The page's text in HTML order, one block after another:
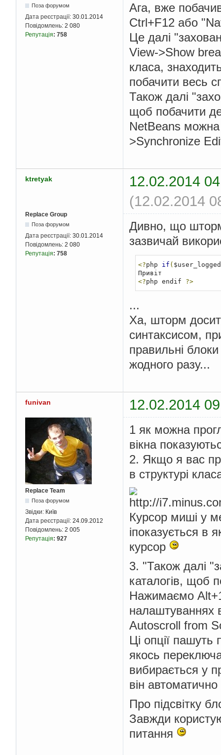
Поза форумом
Дата реєстрації: 30.01.2014
Повідомлень: 2 080
Репутація: 758
Ага, вже
Ctrl+F12 або
Це далі
View->Show
класа,
побачити весь
Також далі
щоб побачити
NetBeans
>Synchronize
ktretyak
12.02.2014
(12.02.2014
Replace Group
Поза форумом
Дата реєстрації: 30.01.2014
Повідомлень: 2 080
Репутація: 758
Дивно, що шторм
зазвичай
<?php if (
<?php endif ?>
...
Ха, шторм
синтаксисом,
правильні
жодного разу...
funivan 12.02.2014
Replace Team
Поза форумом
Звідки: Київ
Дата реєстрації: 24.09.2012
Повідомлень: 2 005
Репутація: 927
1 як можна
вікна
2. Якщо я вас
в структурі
Курсор миші у
іпоказується в
курсор
3. "Також далі
каталогів, щоб
Нажимаємо
налаштуваннях
Autoscroll from
Ці опції
якось
вибирається у
він
Про підсвітку
Завжди
питання